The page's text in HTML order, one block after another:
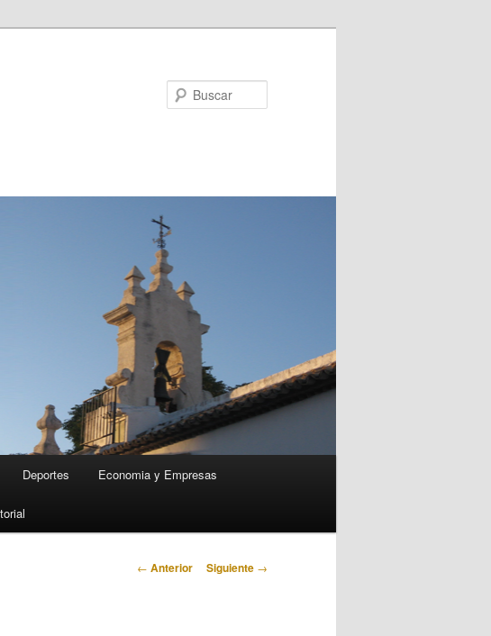
Deportes Economia y Empresas
Navegación
← Anterior Siguiente →